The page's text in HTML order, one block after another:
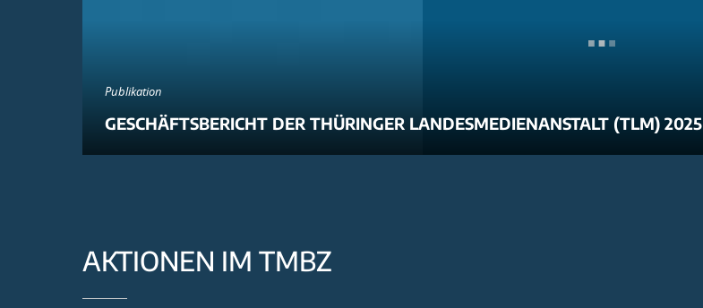
Publikation
GESCHÄFTSBERICHT DER THÜRINGER LANDESMEDIENANSTALT (TLM) 2025
AKTIONEN IM TMBZ